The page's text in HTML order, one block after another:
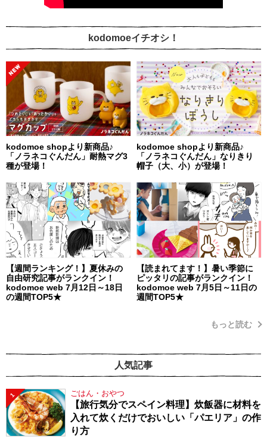
kodomoeイチオシ！
kodomoe shopより新商品♪
「ノラネコぐんだん」耐熱マグ3
種が登場！
kodomoe shopより新商品♪
「ノラネコぐんだん」なりきり
帽子（大、小）が登場！
【週間ランキング！】夏休みの
自由研究記事がランクイン！
kodomoe web 7月12日～18日
の週間TOP5★
【読まれてます！】暑い季節に
ピッタリの記事がランクイン！
kodomoe web 7月5日～11日の
週間TOP5★
もっと読む
人気記事
1 ごはん・おやつ
【旅行気分でスペイン料理】炊飯器に材料を
入れて炊くだけでおいしい「パエリア」の作
り方